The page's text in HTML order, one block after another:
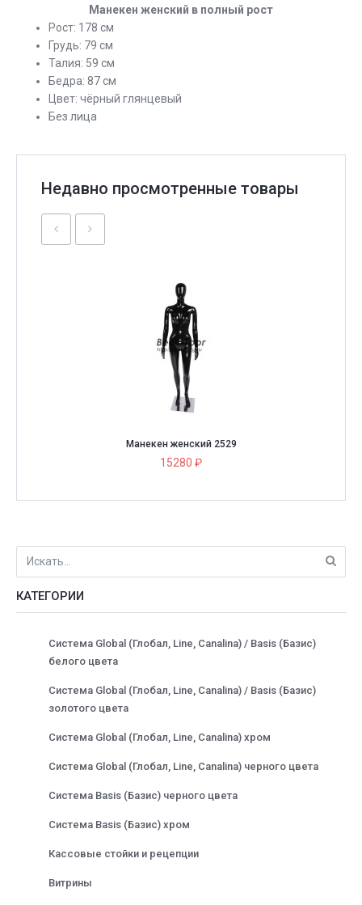
Манекен женский в полный рост
Рост: 178 см
Грудь: 79 см
Талия: 59 см
Бедра: 87 см
Цвет: чёрный глянцевый
Без лица
Недавно просмотренные товары
Манекен женский 2529
15280 ₽
КАТЕГОРИИ
Система Global (Глобал, Line, Canalina) / Basis (Базис)
белого цвета
Система Global (Глобал, Line, Canalina) / Basis (Базис)
золотого цвета
Система Global (Глобал, Line, Canalina) хром
Система Global (Глобал, Line, Canalina) черного цвета
Система Basis (Базис) черного цвета
Система Basis (Базис) хром
Кассовые стойки и рецепции
Витрины